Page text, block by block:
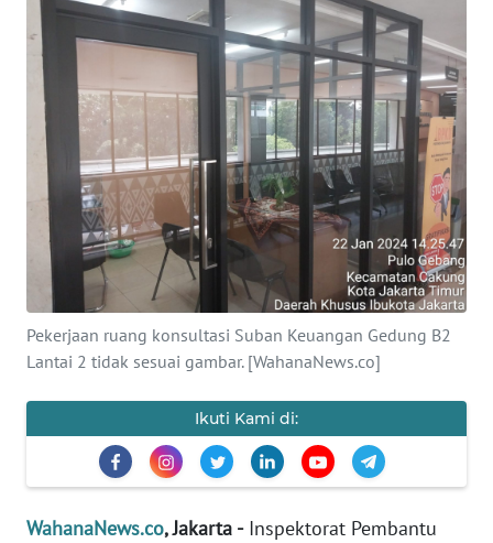
Pekerjaan ruang konsultasi Suban Keuangan Gedung B2
Lantai 2 tidak sesuai gambar. [WahanaNews.co]
Ikuti Kami di:
WahanaNews.co, Jakarta -Inspektorat Pembantu
SAINS-TEKNO
KESEHATAN
INTERNASIONAL
SERBA-SERBI
PENDIDIKAN
EDITORIAL